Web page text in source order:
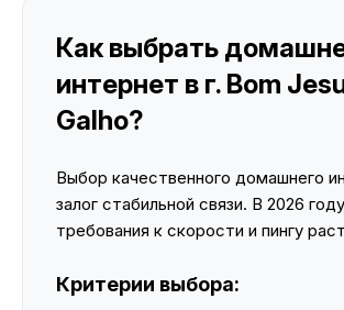
Как выбрать
интернет в г. Bom
Galho?
Выбор качественного домашнего
залог стабильной связи. В 2026 году
требования к скорости и пингу
Критерии выбора: